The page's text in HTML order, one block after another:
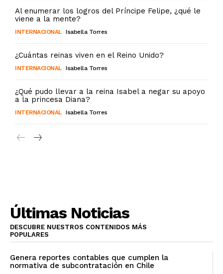
Al enumerar los logros del Príncipe Felipe, ¿qué le
viene a la mente?
INTERNACIONAL Isabella Torres
¿Cuántas reinas viven en el Reino Unido?
INTERNACIONAL Isabella Torres
¿Qué pudo llevar a la reina Isabel a negar su apoyo
a la princesa Diana?
INTERNACIONAL Isabella Torres
Últimas Noticias
DESCUBRE NUESTROS CONTENIDOS MÁS
POPULARES
Genera reportes contables que cumplen la
normativa de subcontratación en Chile